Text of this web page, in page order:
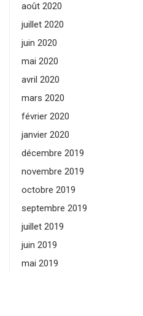
août 2020
juillet 2020
juin 2020
mai 2020
avril 2020
mars 2020
février 2020
janvier 2020
décembre 2019
novembre 2019
octobre 2019
septembre 2019
juillet 2019
juin 2019
mai 2019